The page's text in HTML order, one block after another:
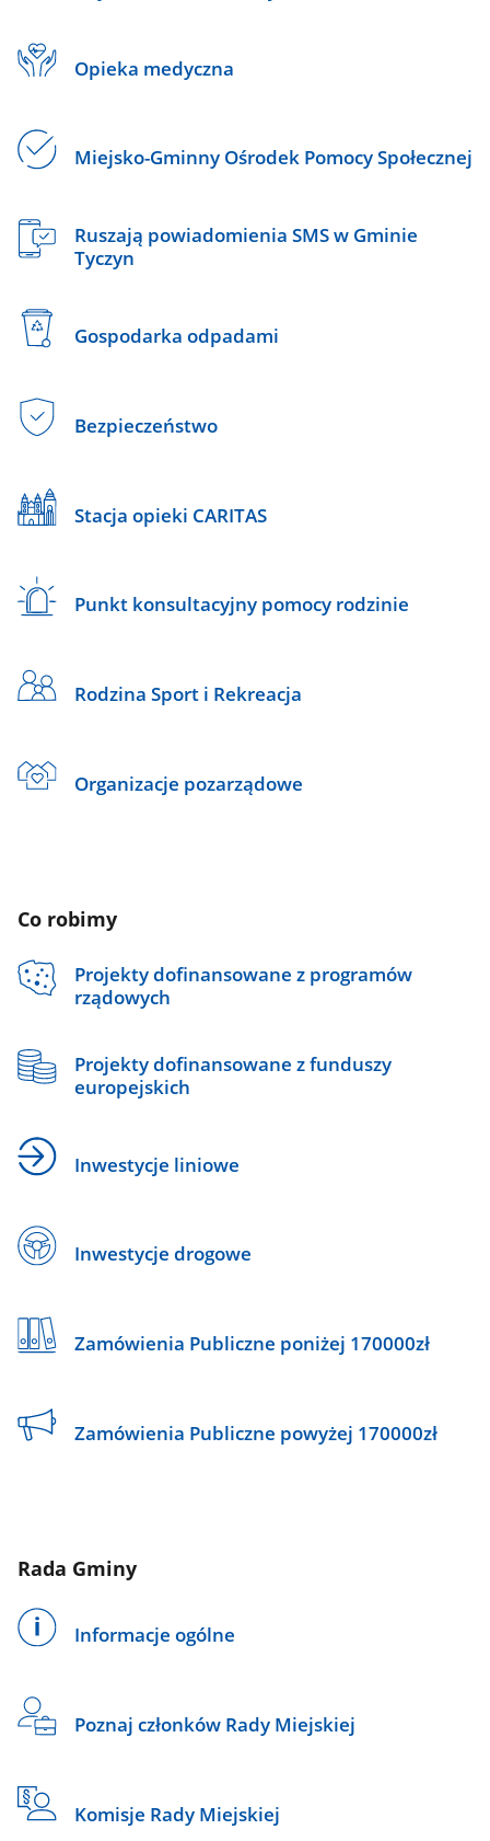
Opieka medyczna
Miejsko-Gminny Ośrodek Pomocy Społecznej
Ruszają powiadomienia SMS w Gminie
Tyczyn
Gospodarka odpadami
Bezpieczeństwo
Stacja opieki CARITAS
Punkt konsultacyjny pomocy rodzinie
Rodzina Sport i Rekreacja
Organizacje pozarządowe
Co robimy
Projekty dofinansowane z programów
rządowych
Projekty dofinansowane z funduszy
europejskich
Inwestycje liniowe
Inwestycje drogowe
Zamówienia Publiczne poniżej 170000zł
Zamówienia Publiczne powyżej 170000zł
Rada Gminy
Informacje ogólne
Poznaj członków Rady Miejskiej
Komisje Rady Miejskiej